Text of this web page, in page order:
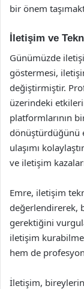
bir önem
İletişim ve
Günümüzde
göstermesi,
değiştirmiştir.
üzerindeki
platformlarının
dönüştürdüğünü
ulaşımı
ve iletişim
Emre, iletişim
değerlendirerek,
gerektiğini
iletişim
hem de
İletişim,